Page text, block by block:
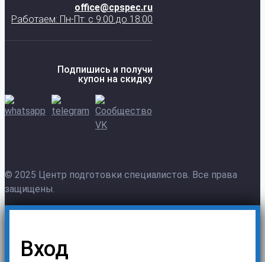
office@cpspec.ru
Работаем: Пн-Пт: с 9:00 до 18:00
Подпишись и получи
купон на скидку
© 2025 Центр подготовки специалистов. Все права
защищены.
Вход